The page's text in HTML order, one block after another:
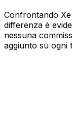
Confrontando
differenza è
nessuna
aggiunto su ogni